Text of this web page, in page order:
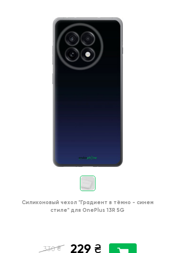
Силиконовый чехол "Градиент в тёмно - синем
стиле" для OnePlus 13R 5G
330 ₴ 229 ₴